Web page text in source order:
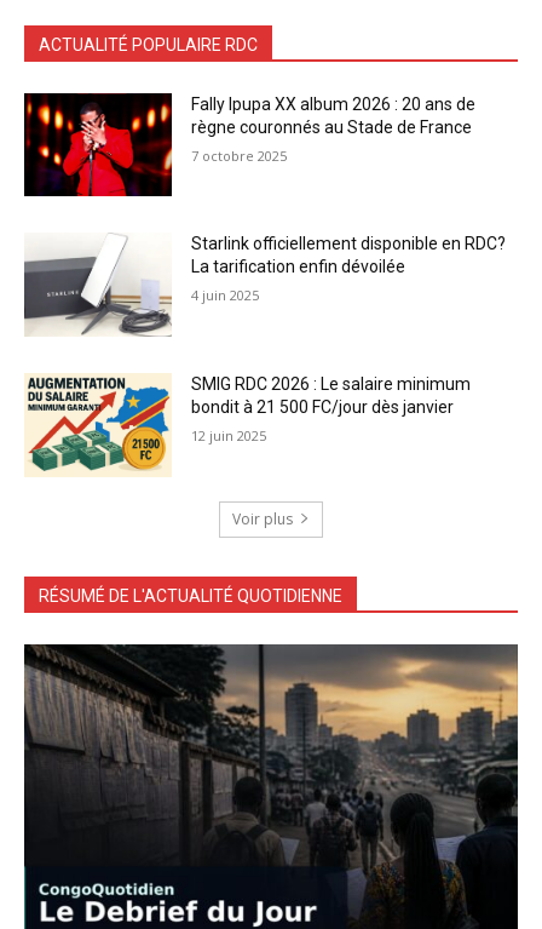
ACTUALITÉ POPULAIRE RDC
Fally Ipupa XX album 2026 : 20 ans de
règne couronnés au Stade de France
7 octobre 2025
Starlink officiellement disponible en RDC?
La tarification enfin dévoilée
4 juin 2025
SMIG RDC 2026 : Le salaire minimum
bondit à 21 500 FC/jour dès janvier
12 juin 2025
Voir plus
RÉSUMÉ DE L'ACTUALITÉ QUOTIDIENNE